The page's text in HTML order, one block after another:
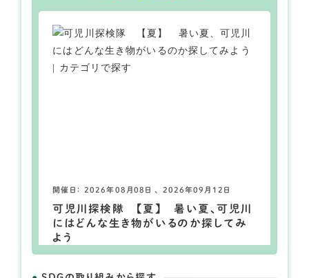
開催日： 2026年08月08日 、 2026年09月12日
可児川探検隊 【夏】 暑い夏、可児川
にはどんな生き物がいるのか探してみ
よう